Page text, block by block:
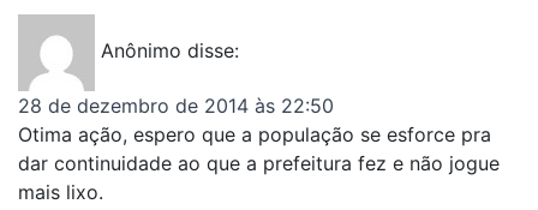
Anônimo disse:
28 de dezembro de 2014 às 22:50
Otima ação, espero que a população se esforce pra
dar continuidade ao que a prefeitura fez e não jogue
mais lixo.